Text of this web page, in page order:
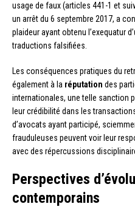
usage de faux (articles 441-1 et
un arrêt du 6 septembre 2017, a
plaideur ayant obtenu l’exequatur
traductions falsifiées.
Les conséquences pratiques du
également à la réputation des
internationales, une telle sanction
leur crédibilité dans les
d’avocats ayant participé,
frauduleuses peuvent voir leur
avec des répercussions
Perspectives
contemporains